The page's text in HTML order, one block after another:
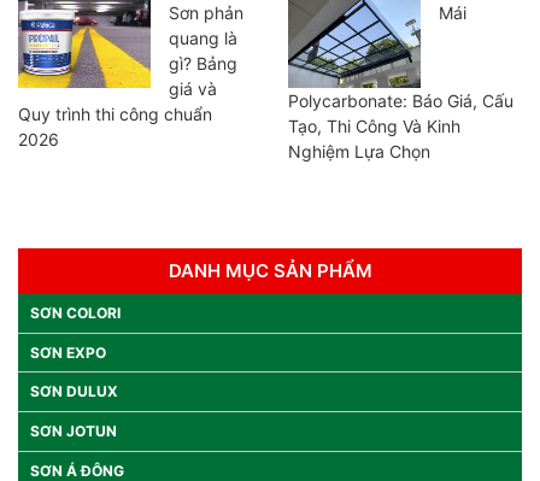
Sơn phản
quang là
gì? Bảng
giá và
Quy trình thi công chuẩn
2026
Mái
Polycarbonate: Báo Giá, Cấu
Tạo, Thi Công Và Kinh
Nghiệm Lựa Chọn
DANH MỤC SẢN PHẨM
SƠN COLORI
SƠN EXPO
SƠN DULUX
SƠN JOTUN
SƠN Á ĐÔNG